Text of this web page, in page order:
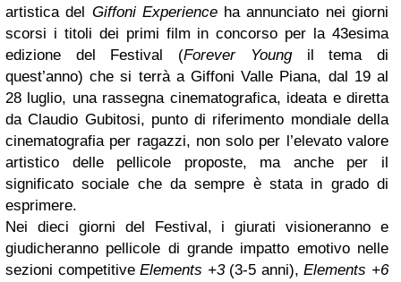
artistica del Giffoni Experienceha annunciato nei giorni
scorsi i titoli dei primi film in concorso per la 43esima
edizione del Festival (Forever Youngil tema di
quest’anno) che si terrà a Giffoni Valle Piana, dal 19 al
28 luglio, una rassegna cinematografica, ideata e diretta
da Claudio Gubitosi, punto di riferimento mondiale della
cinematografia per ragazzi, non solo per l’elevato valore
artistico delle pellicole proposte, ma anche per il
significato sociale che da sempre è stata in grado di
esprimere.
Nei dieci giorni del Festival, i giurati visioneranno e
giudicheranno pellicole di grande impatto emotivo nelle
sezioni competitiveElements +3(3-5 anni),Elements +6